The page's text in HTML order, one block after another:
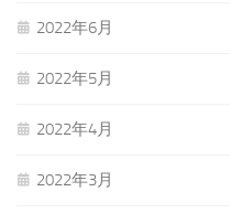
2022年6月
2022年5月
2022年4月
2022年3月